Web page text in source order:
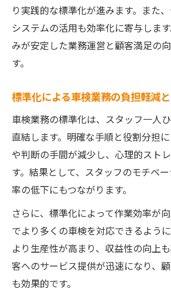
り実践的な標準化が進みます。また
システムの活用も効率化に寄与しま
みが安定した業務運営と顧客満足の
す。
標準化による車検業務の負担軽減
車検業務の標準化は、スタッフ一人
直結します。明確な手順と役割分担
や判断の手間が減少し、心理的スト
す。結果として、スタッフのモチベ
率の低下にもつながります。
さらに、標準化によって作業効率が
でより多くの車検を対応できるよう
より生産性が高まり、収益性の向上
客へのサービス提供が迅速になり、
も効果的です。